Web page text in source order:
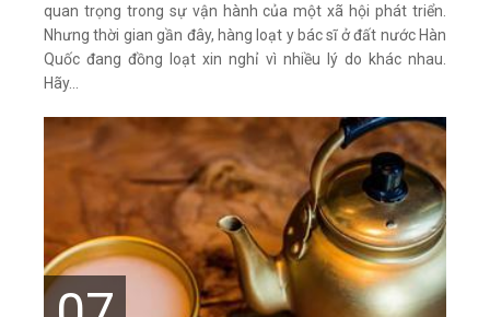
quan trọng trong sự vận hành của một xã hội phát triển.
Nhưng thời gian gần đây, hàng loạt y bác sĩ ở đất nước Hàn
Quốc đang đồng loạt xin nghỉ vì nhiều lý do khác nhau.
Hãy...